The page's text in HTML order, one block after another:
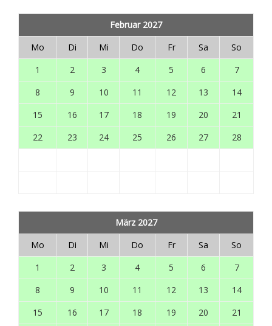
Februar 2027
Mo
Di Mi Do Fr Sa
So
1
2 3 4 5 6
7
8
9 10 11 12 13
14
15
16 17 18 19 20
21
22
23 24 25 26 27 28
März 2027
Mo
Di Mi Do Fr Sa
So
1
2 3 4 5 6
7
8
9 10 11 12 13
14
15
16 17 18 19 20
21